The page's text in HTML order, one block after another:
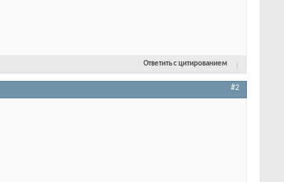
Ответить с цитированием
#2